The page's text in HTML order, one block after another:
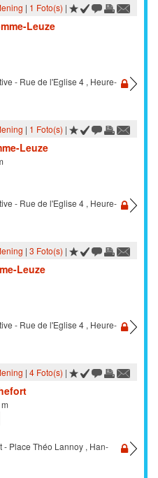
| 1 Foto(s) |
Leuze
- Rue de l'Eglise 4 , Heure-
| 1 Foto(s) |
Leuze
- Rue de l'Eglise 4 , Heure-
| 3 Foto(s) |
Leuze
- Rue de l'Eglise 4 , Heure-
| 4 Foto(s) |
- Place Théo Lannoy , Han-